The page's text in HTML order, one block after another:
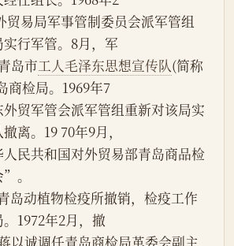
贸易局军事管制委员会派军管组
行军管。8月，军
岛市工人毛泽东思想宣传队(简称
商检局。1969年7
贸军管会派军管组重新对该局实
离。19 70年9月，
民共和国对外贸易部青岛商品检
。
1972年2月，撤